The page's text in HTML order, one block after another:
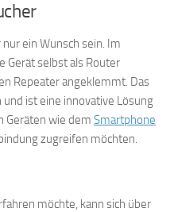
ein Wunsch sein. Im
Gerät selbst als Router
Repeater angeklemmt. Das
ist eine innovative Lösung
Geräten wie dem Smartphone
zugreifen möchten.
möchte, kann sich über